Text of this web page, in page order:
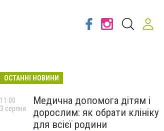
ОСТАННІ НОВИНИ
Медична допомога дітям і
дорослим: як обрати клініку
для всієї родини
11:00
3 серпня